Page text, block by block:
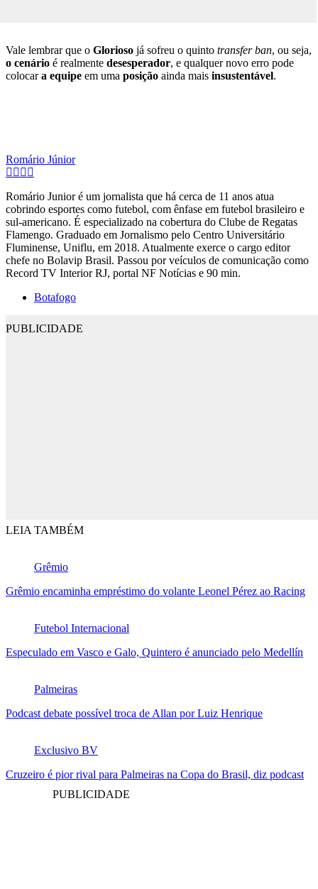
Vale lembrar que o Glorioso já sofreu o quinto transfer ban, ou seja,
o cenário é realmente desesperador, e qualquer novo erro pode
colocara equipe em uma posição ainda mais insustentável.
Romário Júnior
Romário Junior é um jornalista que há cerca de 11 anos atua
cobrindo esportes como futebol, com ênfase em futebol brasileiro e
sul-americano. É especializado na cobertura do Clube de Regatas
Flamengo. Graduado em Jornalismo pelo Centro Universitário
Fluminense, Uniflu, em 2018. Atualmente exerce o cargo editor
chefe no Bolavip Brasil. Passou por veículos de comunicação como
Record TV Interior RJ, portal NF Notícias e 90 min.
Botafogo
PUBLICIDADE
LEIA TAMBÉM
Grêmio
Grêmio encaminha empréstimo do volante Leonel Pérez ao Racing
Futebol Internacional
Especulado em Vasco e Galo, Quintero é anunciado pelo Medellín
Palmeiras
Podcast debate possível troca de Allan por Luiz Henrique
Exclusivo BV
Cruzeiro é pior rival para Palmeiras na Copa do Brasil, diz podcast
PUBLICIDADE